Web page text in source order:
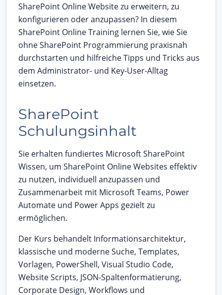
SharePoint Online Website zu erweitern, zu
konfigurieren oder anzupassen? In diesem
SharePoint Online Training lernen Sie, wie Sie
ohne SharePoint Programmierung praxisnah
durchstarten und hilfreiche Tipps und Tricks aus
dem Administrator- und Key-User-Alltag
einsetzen.
SharePoint
Schulungsinhalt
Sie erhalten fundiertes Microsoft SharePoint
Wissen, um SharePoint Online Websites effektiv
zu nutzen, individuell anzupassen und
Zusammenarbeit mit Microsoft Teams, Power
Automate und Power Apps gezielt zu
ermöglichen.
Der Kurs behandelt Informationsarchitektur,
klassische und moderne Suche, Templates,
Vorlagen, PowerShell, Visual Studio Code,
Website Scripts, JSON-Spaltenformatierung,
Corporate Design, Workflows und